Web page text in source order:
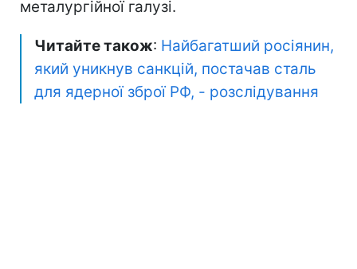
металургійної галузі.
Читайте також: Найбагатший росіянин,
який уникнув санкцій, постачав сталь
для ядерної зброї РФ, - розслідування